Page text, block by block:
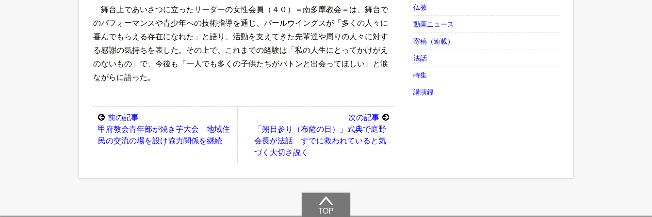
舞台上であいさつに立ったリーダーの女性会員（４０）＝南多摩教会＝は、舞台で
のパフォーマンスや青少年への技術指導を通じ、パールウイングスが「多くの人々に
喜んでもらえる存在になれた」と語り、活動を支えてきた先輩達や周りの人々に対す
る感謝の気持ちを表した。その上で、これまでの経験は「私の人生にとってかけがえ
のないもの」で、今後も「一人でも多くの子供たちがバトンと出会ってほしい」と涙
ながらに語った。
前の記事
甲府教会青年部が焼き芋大会 地域住
民の交流の場を設け協力関係を継続
次の記事
「朔日参り（布薩の日）」式典で庭野
会長が法話 すでに救われていると気
づく大切さ説く
仏教
動画ニュース
寄稿（連載）
法話
特集
講演録
TOP